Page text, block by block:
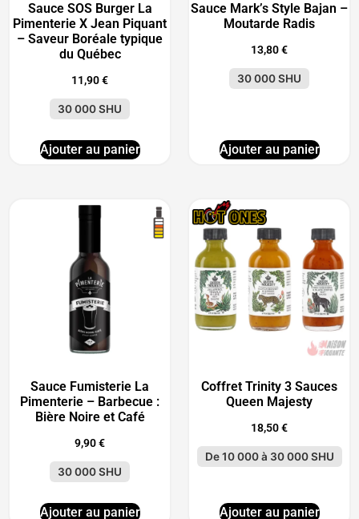
Sauce SOS Burger La
Pimenterie X Jean Piquant
– Saveur Boréale typique
du Québec
11,90€
30 000 SHU
Ajouter au panier
Sauce Mark’s Style Bajan –
Moutarde Radis
13,80€
30 000 SHU
Ajouter au panier
Sauce Fumisterie La
Pimenterie – Barbecue :
Bière Noire et Café
9,90€
30 000 SHU
Ajouter au panier
Coffret Trinity 3 Sauces
Queen Majesty
18,50€
De 10 000 à 30 000 SHU
Ajouter au panier